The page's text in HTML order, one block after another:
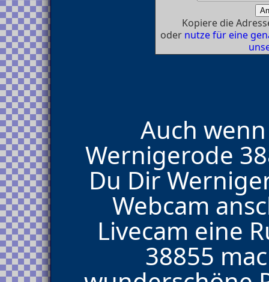
Kopiere die
oder nutze für eine
Auch
Wernigerode
Du Dir
Webcam
Livecam eine
38855